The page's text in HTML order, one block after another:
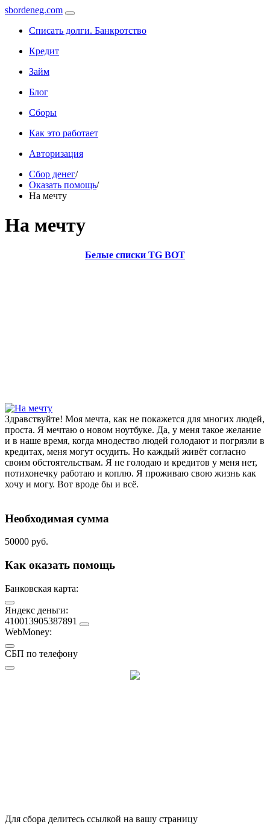
sbordeneg.com
Списать долги. Банкротство
Кредит
Займ
Блог
Сборы
Как это работает
Авторизация
Сбор денег/
Оказать помощь/
На мечту
На мечту
Белые списки TG BOT
Здравствуйте! Моя мечта, как не покажется для многих людей,
проста. Я мечтаю о новом ноутбуке. Да, у меня такое желание
и в наше время, когда мнодество людей голодают и погрязли в
кредитах, меня могут осудить. Но каждый живёт согласно
своим обстоятельствам. Я не голодаю и кредитов у меня нет,
потихонечку работаю и коплю. Я проживаю свою жизнь как
хочу и могу. Вот вроде бы и всё.
Необходимая сумма
50000 руб.
Как оказать помощь
Банковская карта:
Яндекс деньги:
410013905387891
WebMoney:
СБП по телефону
Для сбора делитесь ссылкой на вашу страницу